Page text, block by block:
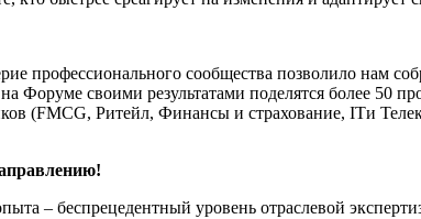
профессионального сообщества позволило нам
Форуме своими результатами поделятся более 50
(FMCG, Ритейл, Финансы и страхование, ITи
– беспрецедентный уровень отраслевой